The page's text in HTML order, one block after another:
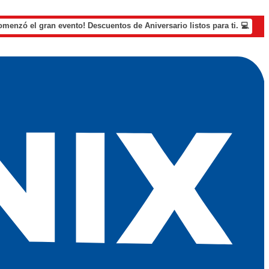
el gran evento! Descuentos de Aniversario listos para ti. 💻